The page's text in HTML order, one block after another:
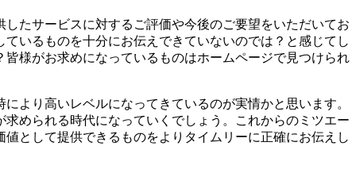
たサービスに対するご評価や今後のご要望をいただいてお
いるものを十分にお伝えできていないのでは？と感じてし
様がお求めになっているものはホームページで見つけられ
より高いレベルになってきているのが実情かと思います。
められる時代になっていくでしょう。これからのミツエー
として提供できるものをよりタイムリーに正確にお伝えし